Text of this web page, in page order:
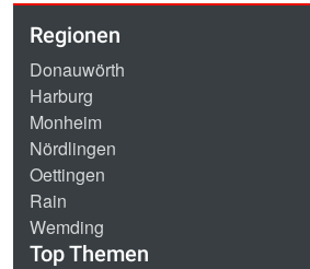
Regionen
Donauwörth
Harburg
Monheim
Nördlingen
Oettingen
Rain
Wemding
Top Themen